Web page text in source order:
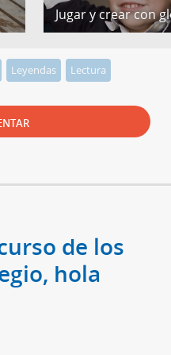
Jugar y crear con
Leyendas Lectura
de los
hola